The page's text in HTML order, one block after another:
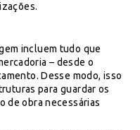
incluem tudo que
– desde o
Desse modo, isso
para guardar os
de obra necessárias